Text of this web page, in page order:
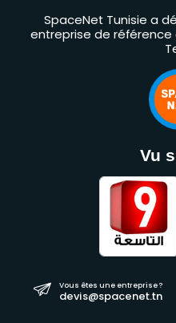
SpaceNet Tunisie a
entreprise de
Vu
Vous êtes une entreprise ?
devis@spacenet.tn